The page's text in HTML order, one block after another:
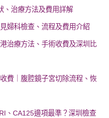
、治療方法及費用詳解
婦科檢查、流程及費用介紹
治療方法、手術收費及深圳比
費｜腹腔鏡子宮切除流程、恢
、CA125邊項最準？深圳檢查